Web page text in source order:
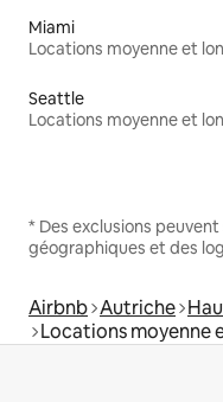
Miami
Seattle
* Des exclusions
géographiques et des
Airbnb Autriche
Locations moyenne